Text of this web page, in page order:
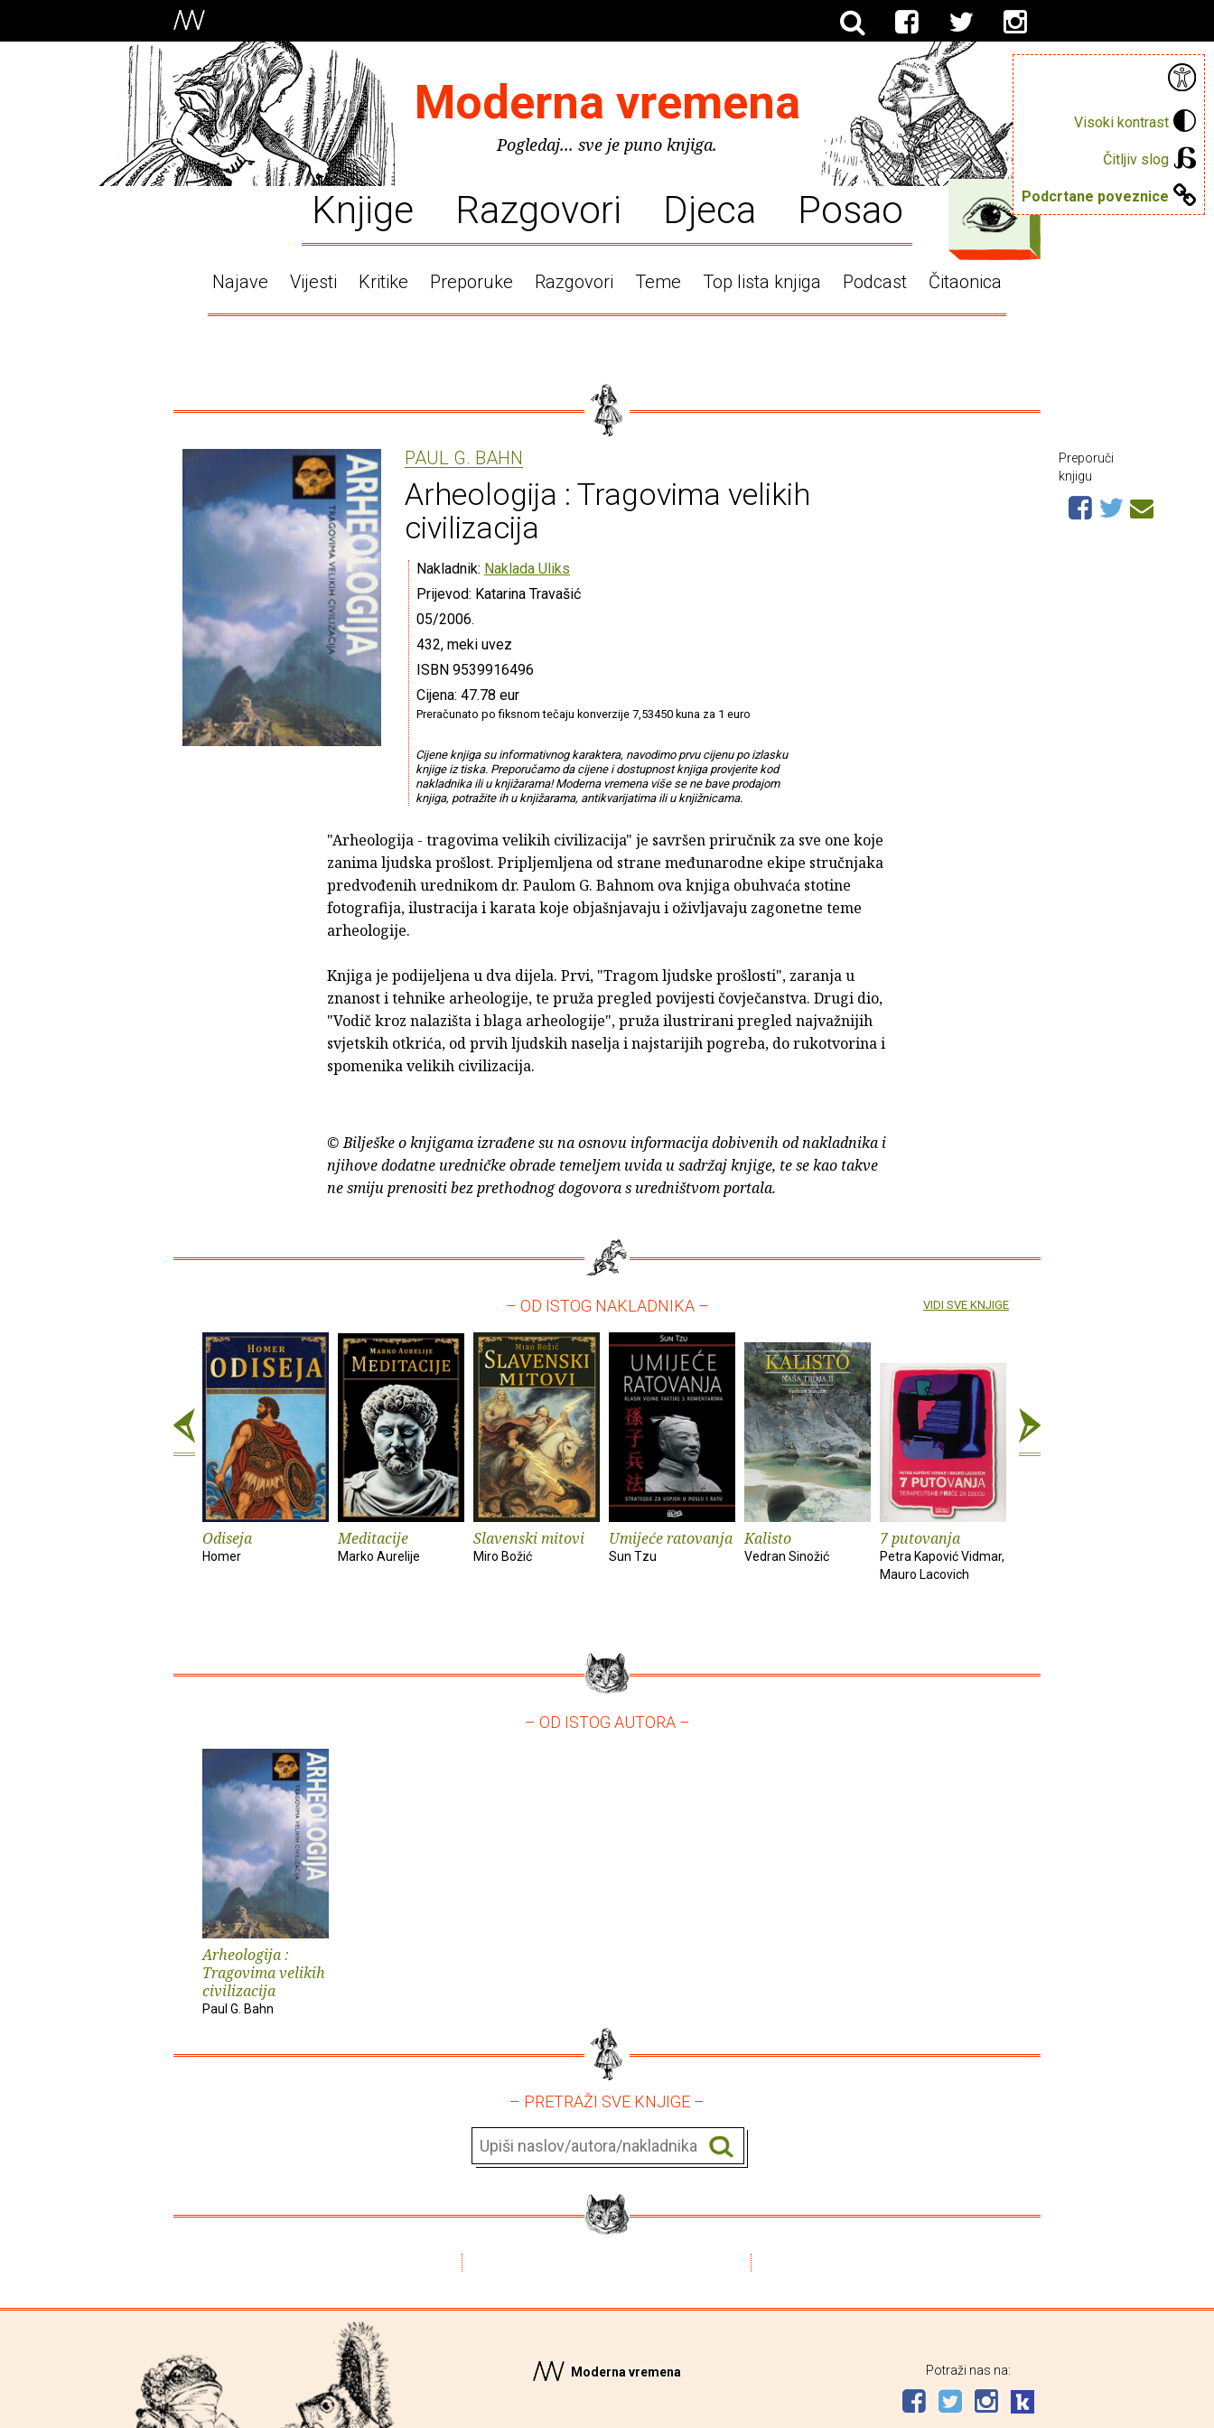
Visoki kontrast
Čitljiv slog
Podcrtane poveznice
Moderna vremena
Pogledaj... sve je puno knjiga.
Knjige Razgovori Djeca Posao
Najave Vijesti Kritike Preporuke Razgovori Teme Top lista knjiga Podcast Čitaonica
PAUL G. BAHN
Arheologija : Tragovima velikih
civilizacija
Nakladnik: Naklada Uliks
Prijevod: Katarina Travašić
05/2006.
432, meki uvez
ISBN 9539916496
Cijena: 47.78 eur
Preračunato po fiksnom tečaju konverzije 7,53450 kuna za 1 euro
Cijene knjiga su informativnog karaktera, navodimo prvu cijenu po izlasku
knjige iz tiska. Preporučamo da cijene i dostupnost knjiga provjerite kod
nakladnika ili u knjižarama! Moderna vremena više se ne bave prodajom
knjiga, potražite ih u knjižarama, antikvarijatima ili u knjižnicama.
"Arheologija - tragovima velikih civilizacija" je savršen priručnik za sve one koje
zanima ljudska prošlost. Pripljemljena od strane međunarodne ekipe stručnjaka
predvođenih urednikom dr. Paulom G. Bahnom ova knjiga obuhvaća stotine
fotografija, ilustracija i karata koje objašnjavaju i oživljavaju zagonetne teme
arheologije.
Knjiga je podijeljena u dva dijela. Prvi, "Tragom ljudske prošlosti", zaranja u
znanost i tehnike arheologije, te pruža pregled povijesti čovječanstva. Drugi dio,
"Vodič kroz nalazišta i blaga arheologije", pruža ilustrirani pregled najvažnijih
svjetskih otkrića, od prvih ljudskih naselja i najstarijih pogreba, do rukotvorina i
spomenika velikih civilizacija.
© Bilješke o knjigama izrađene su na osnovu informacija dobivenih od nakladnika i
njihove dodatne uredničke obrade temeljem uvida u sadržaj knjige, te se kao takve
ne smiju prenositi bez prethodnog dogovora s uredništvom portala.
Preporuči
knjigu
– OD ISTOG NAKLADNIKA –
Odiseja
Homer
Meditacije
Marko Aurelije
Slavenski mitovi
Miro Božić
Umijeće ratovanja
Sun Tzu
Kalisto
Vedran Sinožić
7 putovanja
Petra Kapović Vidmar,
Mauro Lacovich
VIDI SVE KNJIGE
– OD ISTOG AUTORA –
Arheologija :
Tragovima velikih
civilizacija
Paul G. Bahn
– PRETRAŽI SVE KNJIGE –
Moderna vremena Potraži nas na: